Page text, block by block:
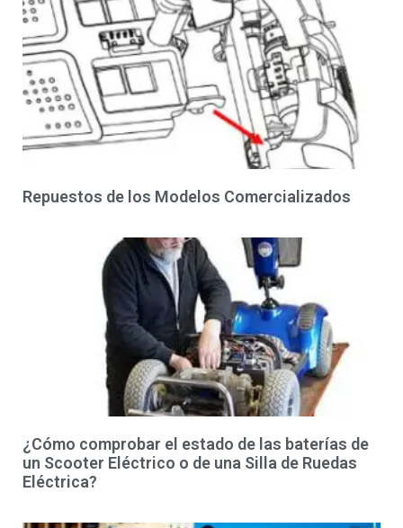
Repuestos de los Modelos Comercializados
¿Cómo comprobar el estado de las baterías de
un Scooter Eléctrico o de una Silla de Ruedas
Eléctrica?